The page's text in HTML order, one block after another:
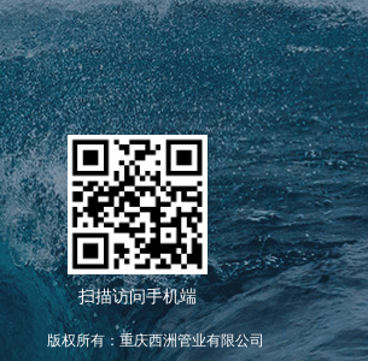
扫描访问手机端
版权所有：重庆西洲管业有限公司